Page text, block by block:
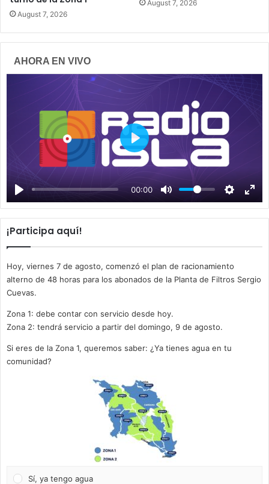
August 7, 2026
August 7, 2026
AHORA EN VIVO
00:00
P
a
y
¡Participa aquí!
Hoy, viernes 7 de agosto, comenzó el plan de racionamiento
alterno de 48 horas para los abonados de la Planta de Filtros Sergio
Cuevas.
Zona 1: debe contar con servicio desde hoy.
Zona 2: tendrá servicio a partir del domingo, 9 de agosto.
Si eres de la Zona 1, queremos saber: ¿Ya tienes agua en tu
comunidad?
Sí, ya tengo agua